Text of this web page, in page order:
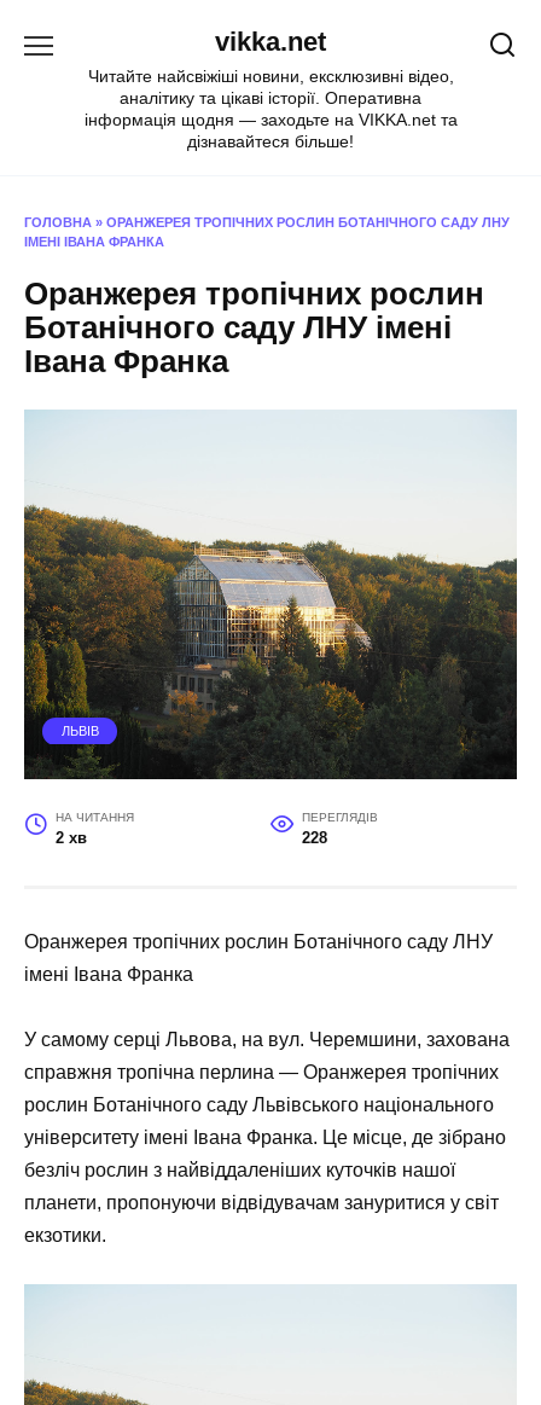
vikka.net
Читайте найсвіжіші новини, ексклюзивні відео,
аналітику та цікаві історії. Оперативна
інформація щодня — заходьте на VIKKA.net та
дізнавайтеся більше!
ГОЛОВНА » ОРАНЖЕРЕЯ ТРОПІЧНИХ РОСЛИН БОТАНІЧНОГО САДУ ЛНУ
ІМЕНІ ІВАНА ФРАНКА
Оранжерея тропічних рослин
Ботанічного саду ЛНУ імені
Івана Франка
ЛЬВІВ
НА ЧИТАННЯ
2 хв
ПЕРЕГЛЯДІВ
228
Оранжерея тропічних рослин Ботанічного саду ЛНУ
імені Івана Франка
У самому серці Львова, на вул. Черемшини, захована
справжня тропічна перлина — Оранжерея тропічних
рослин Ботанічного саду Львівського національного
університету імені Івана Франка. Це місце, де зібрано
безліч рослин з найвіддаленіших куточків нашої
планети, пропонуючи відвідувачам зануритися у світ
екзотики.